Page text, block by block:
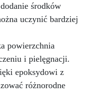
środków
uczynić bardziej
powierzchnia
i pielęgnacji.
epoksydowi z
różnorodne